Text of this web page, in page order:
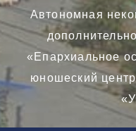
Автономная
«Епархиальное
юношеский